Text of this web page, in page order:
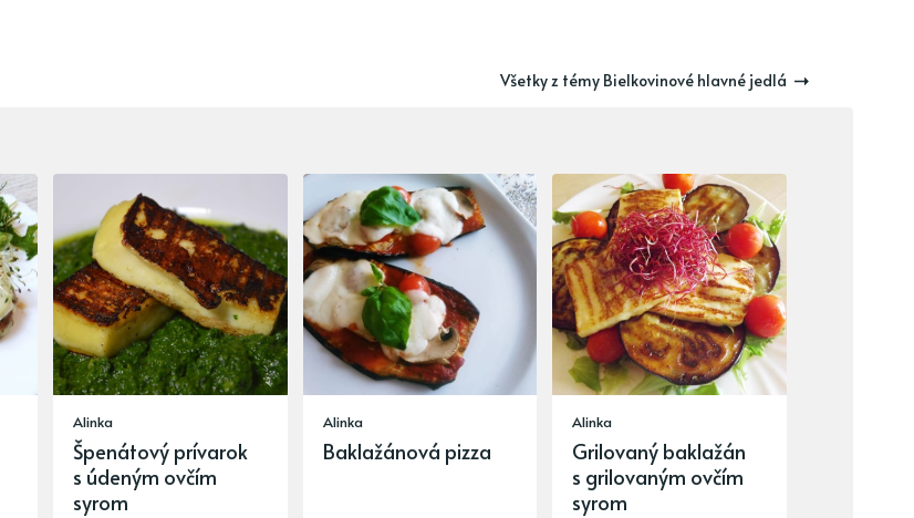
Všetky z témy Bielkovinové hlavné jedlá
Alinka
Špenátový prívarok
s údeným ovčím
syrom
Alinka
Baklažánová pizza
Alinka
Grilovaný baklažán
s grilovaným ovčím
syrom